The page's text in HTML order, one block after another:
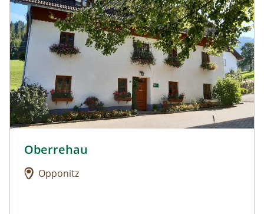
Urlaub am Bauernhof: Oberrehau
Oberrehau
Opponitz